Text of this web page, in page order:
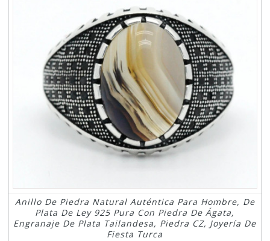
Anillo De Piedra Natural Auténtica Para Hombre, De
Plata De Ley 925 Pura Con Piedra De Ágata,
Engranaje De Plata Tailandesa, Piedra CZ, Joyería De
Fiesta Turca